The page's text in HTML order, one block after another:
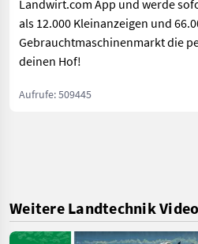
Landwirt.com App und werde
als 12.000 Kleinanzeigen und
Gebrauchtmaschinenmarkt die
deinen Hof!
Aufrufe: 509445
Weitere Landtechnik